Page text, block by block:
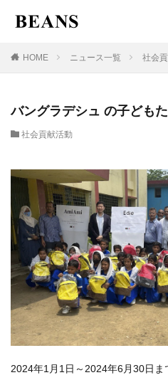
HOME ニュース一覧 社会
バングラデシュ の子ども
社会貢献活動
2024年1月1日～2024年6月30日